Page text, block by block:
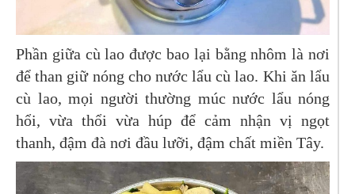
Phần giữa cù lao được bao lại bằng nhôm là nơi
để than giữ nóng cho nước lẩu cù lao. Khi ăn lẩu
cù lao, mọi người thường múc nước lẩu nóng
hổi, vừa thổi vừa húp để cảm nhận vị ngọt
thanh, đậm đà nơi đầu lưỡi, đậm chất miền Tây.